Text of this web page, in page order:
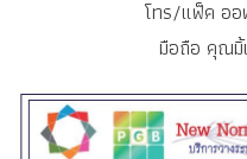
โทร/แฟ็ค อ
มือถือ คุณ